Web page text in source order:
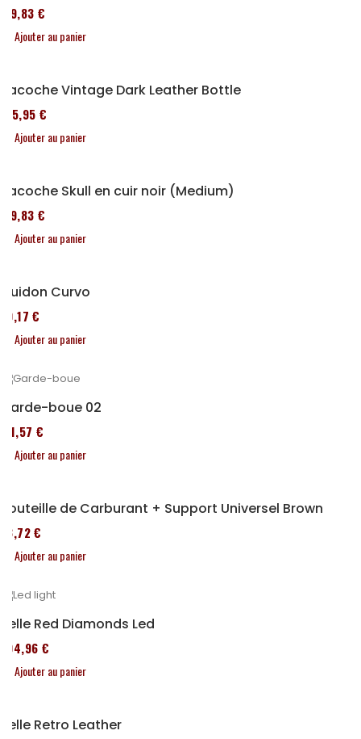
119,83 €
Ajouter au panier
Sacoche Vintage Dark Leather Bottle
185,95 €
Ajouter au panier
Sacoche Skull en cuir noir (Medium)
119,83 €
Ajouter au panier
Guidon Curvo
80,17 €
Ajouter au panier
Garde-boue 02
111,57 €
Ajouter au panier
Bouteille de Carburant + Support Universel Brown
53,72 €
Ajouter au panier
Selle Red Diamonds Led
204,96 €
Ajouter au panier
Selle Retro Leather